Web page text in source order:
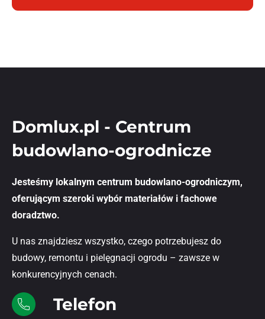
Domlux.pl - Centrum
budowlano-ogrodnicze
Jesteśmy lokalnym centrum budowlano-ogrodniczym,
oferującym szeroki wybór materiałów i fachowe
doradztwo.
U nas znajdziesz wszystko, czego potrzebujesz do
budowy, remontu i pielęgnacji ogrodu – zawsze w
konkurencyjnych cenach.
Telefon